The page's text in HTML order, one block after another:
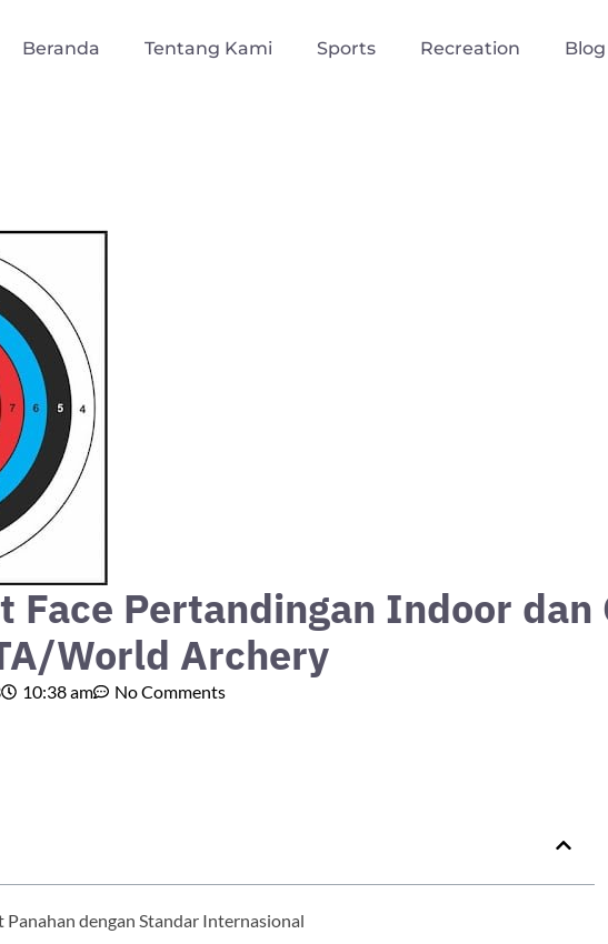
Beranda Tentang Kami Sports Recreation Blog
Face Pertandingan Indoor
World Archery
10:38 am No Comments
dengan Standar Internasional